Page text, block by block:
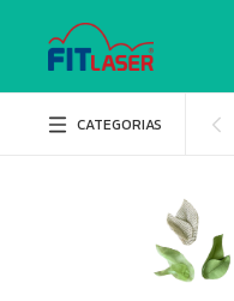
CATEGORIAS